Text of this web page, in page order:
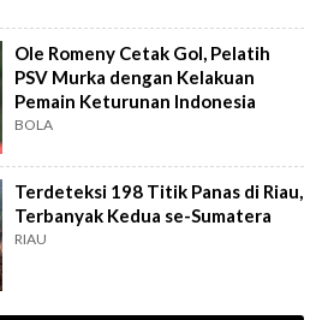
Ole Romeny Cetak Gol, Pelatih
PSV Murka dengan Kelakuan
Pemain Keturunan Indonesia
BOLA
Terdeteksi 198 Titik Panas di Riau,
Terbanyak Kedua se-Sumatera
RIAU